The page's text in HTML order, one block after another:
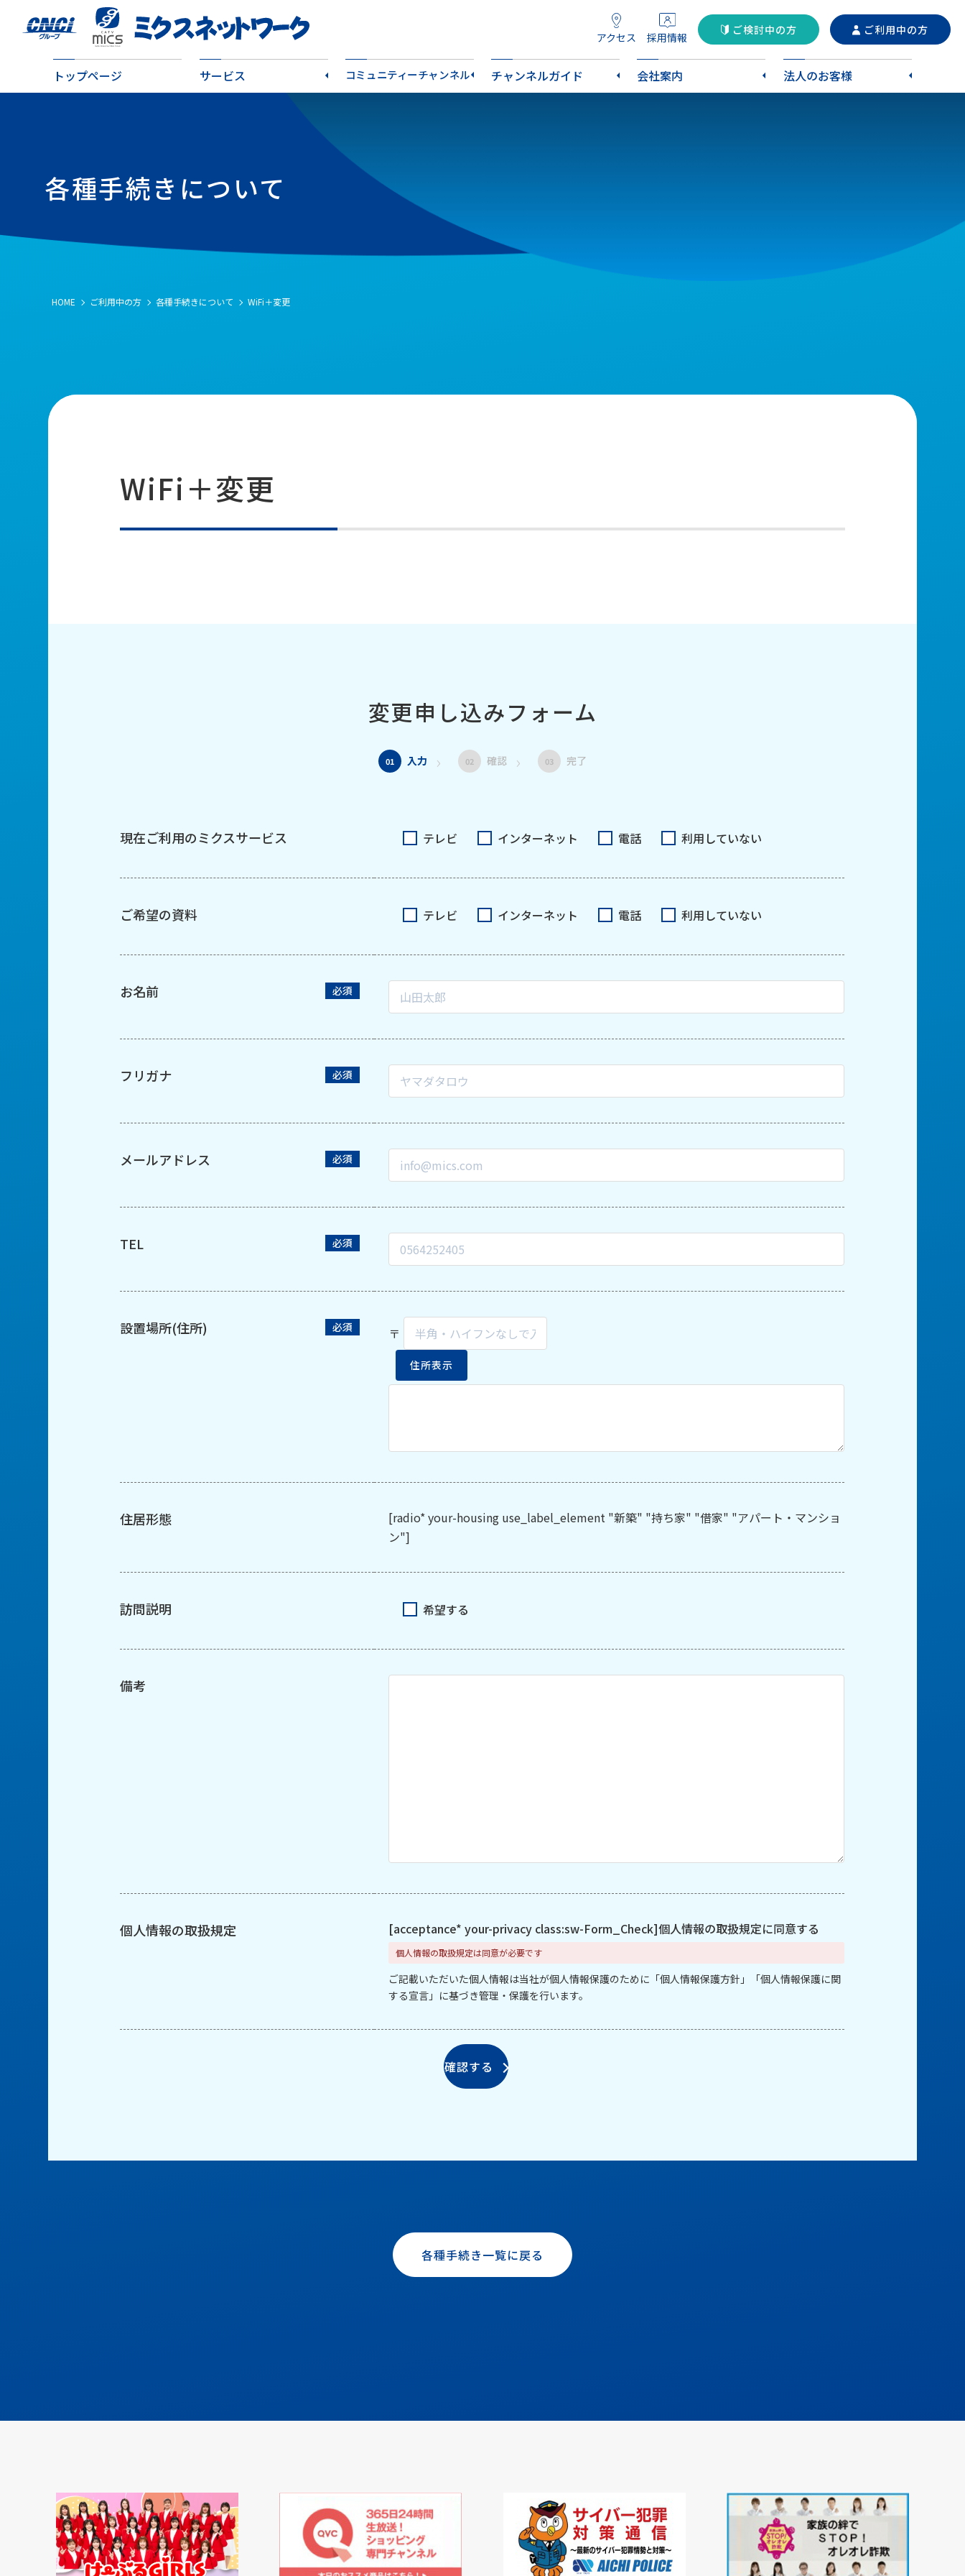
アクセス 採用情報
ご検討中の方 ご利用中の方
トップページ サービス コミュニティーチャンネル チャンネルガイド 会社案内 法人のお客様
各種手続きについて
HOME ご利用中の方 各種手続きについて WiFi＋変更
WiFi＋変更
変更申し込みフォーム
01 入力 02 確認 03 完了
現在ご利用のミクスサービス テレビ インターネット 電話 利用していない
ご希望の資料 テレビ インターネット 電話 利用していない
お名前
フリガナ
メールアドレス
TEL
設置場所(住所) 〒
住所表示
住居形態
[radio* your-housing use_label_element "新築" "持ち家" "借家" "アパート・マンショ
ン"]
訪問説明 希望する
備考
個人情報の取扱規定 [acceptance* your-privacy class:sw-Form_Check]個人情報の取扱規定に同意する
個人情報の取扱規定は同意が必要です
ご記載いただいた個人情報は当社が個人情報保護のために「個人情報保護方針」「個人情報保護に関
する宣言」に基づき管理・保護を行います。
確認する
各種手続き一覧に戻る